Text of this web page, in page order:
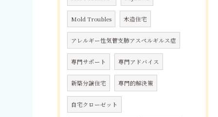
Mold Troubles 木造住宅
アレルギー性気管支肺アスペルギルス症
専門サポート 専門アドバイス
新築分譲住宅 専門的解決策
自宅クローゼット